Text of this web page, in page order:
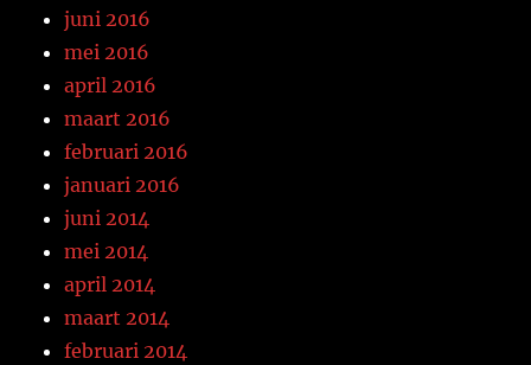
juni 2016
mei 2016
april 2016
maart 2016
februari 2016
januari 2016
juni 2014
mei 2014
april 2014
maart 2014
februari 2014